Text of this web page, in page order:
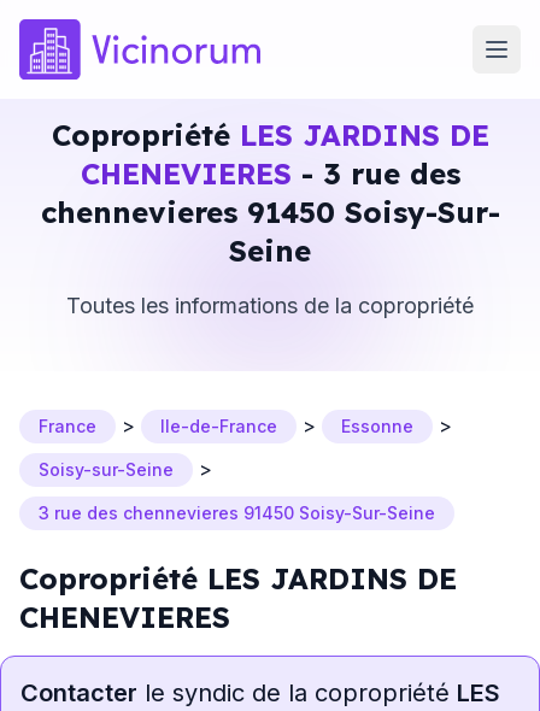
Copropriété LES JARDINS DE
CHENEVIERES - 3 rue des
chennevieres 91450 Soisy-Sur-
Seine
Toutes les informations de la copropriété
France > Ile-de-France > Essonne >
Soisy-sur-Seine >
3 rue des chennevieres 91450 Soisy-Sur-Seine
Copropriété LES JARDINS DE
CHENEVIERES
Contacter le syndic de la copropriété LES